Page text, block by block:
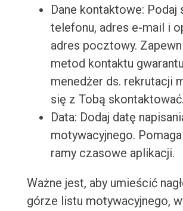
Dane kontaktowe: Podaj
telefonu, adres e-mail i
adres pocztowy.
metod kontaktu
menedżer ds. rekrutacji
się z Tobą skontaktować.
Data: Dodaj datę
motywacyjnego.
ramy czasowe aplikacji.
Ważne jest, aby umieścić
górze listu motywacyjnego,